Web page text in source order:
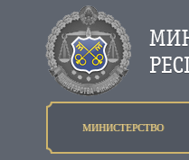
МИНИСТЕРСТВО